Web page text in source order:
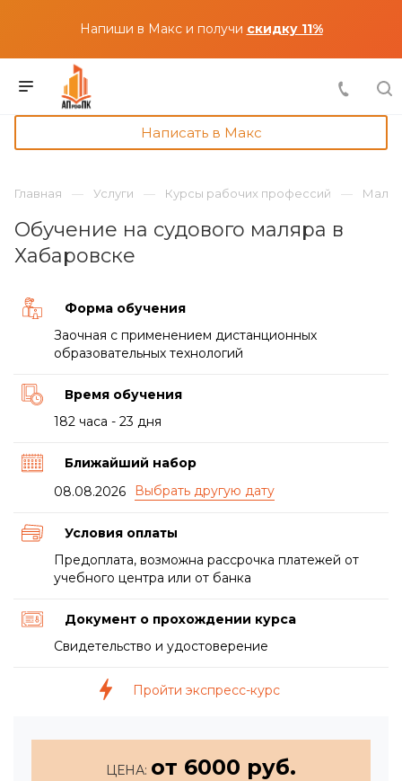
Напиши в Макс и получи скидку 11%
Написать в Макс
Главная Услуги Курсы рабочих профессий
Обучение на судового маляра в
Хабаровске
Форма обучения
Заочная с применением дистанционных
образовательных технологий
Время обучения
182 часа - 23 дня
Ближайший набор
08.08.2026
Условия оплаты
Предоплата, возможна рассрочка платежей от
учебного центра или от банка
Документ о прохождении курса
Свидетельство и удостоверение
Пройти экспресс-курс
ЦЕНА: от 6000 руб.